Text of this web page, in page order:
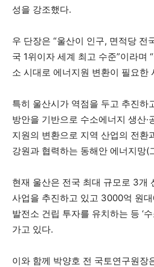
성을 강조했다.
우 단장은 “울산이 인구, 면적당 전
국 1위이자 세계 최고 수준”이라며
소 시대로 에너지원 변환이 필요한
특히 울산시가 역점을 두고 추진하
방안을 기반으로 수소에너지 생산·
지원의 변환으로 지역 산업의 전환
강원과 협력하는 동해안 에너지망(
현재 울산은 전국 최대 규모로 3개
사업을 추진하고 있고 3000억 원
발전소 건립 투자를 유치하는 등 ‘
가고 있다.
이와 함께 박양호 전 국토연구원장